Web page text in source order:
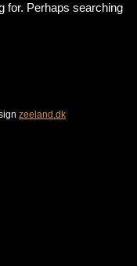
for. Perhaps searching
zeeland.dk